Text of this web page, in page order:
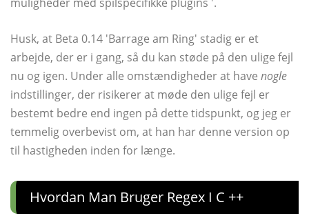
muligheder med spilspecifikke plugins '.
Husk, at Beta 0.14 'Barrage am Ring' stadig er et
arbejde, der er i gang, så du kan støde på den ulige fejl
nu og igen. Under alle omstændigheder at have nogle
indstillinger, der risikerer at møde den ulige fejl er
bestemt bedre end ingen på dette tidspunkt, og jeg er
temmelig overbevist om, at han har denne version op
til hastigheden inden for længe.
Hvordan Man Bruger Regex I C ++